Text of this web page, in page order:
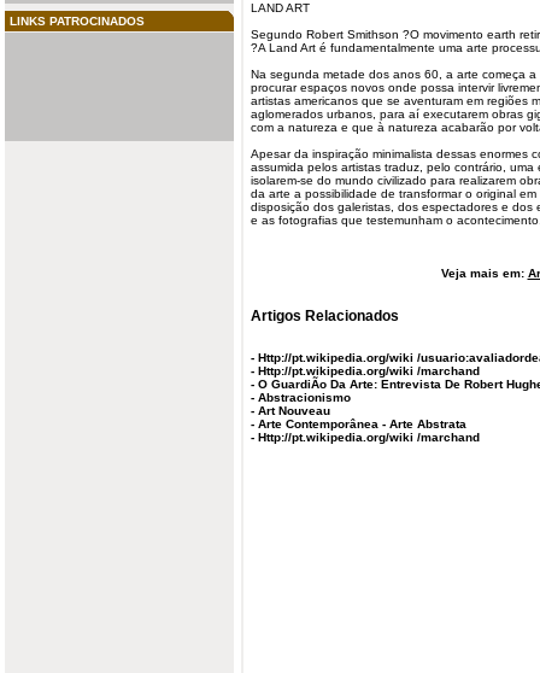
LINKS PATROCINADOS
LAND ART
Segundo Robert Smithson ?O movimento earth
?A Land Art é fundamentalmente uma arte
Na segunda metade dos anos 60, a arte começa
procurar espaços novos onde possa intervir
artistas americanos que se aventuram em regiões
aglomerados urbanos, para aí executarem obras
com a natureza e que à natureza acabarão por
Apesar da inspiração minimalista dessas enormes
assumida pelos artistas traduz, pelo contrário, uma
isolarem-se do mundo civilizado para realizarem
da arte a possibilidade de transformar o original
disposição dos galeristas, dos espectadores e dos
e as fotografias que testemunham o
Veja mais em:
Artigos Relacionados
- Http://pt.wikipedia.org/wiki /
- Http://pt.wikipedia.org/wiki /marchand
- O GuardiÃo Da Arte: Entrevista De Robert
- Abstracionismo
- Art Nouveau
- Arte Contemporânea - Arte Abstrata
- Http://pt.wikipedia.org/wiki /marchand